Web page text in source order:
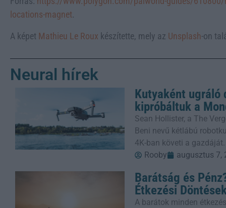
locations-magnet.
A képet Mathieu Le Roux készítette, mely az Unsplash-on
Neural hírek
Kutyaként ugráló
kipróbáltuk a
Sean Hollister, a The
Beni nevű kétlábú
4K-ban követi a
Rooby
augusztus 7,
Barátság és
Étkezési
A barátok minden